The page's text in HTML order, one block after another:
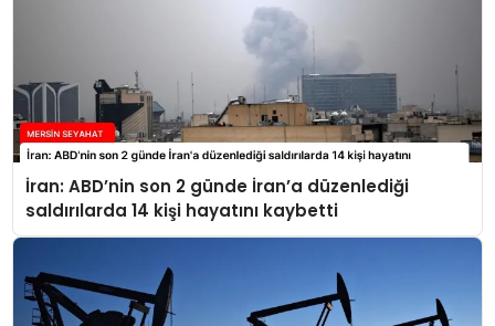
İran: ABD’nin son 2 günde İran’a düzenlediği
saldırılarda 14 kişi hayatını kaybetti